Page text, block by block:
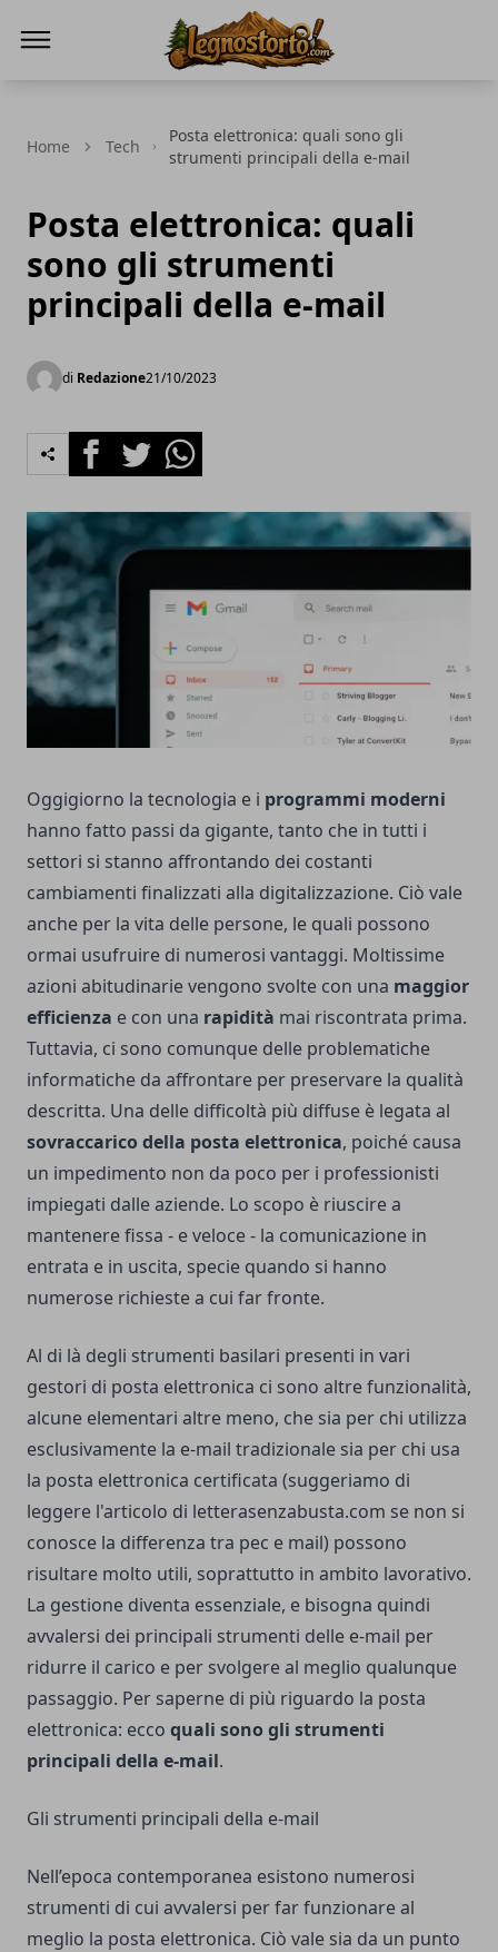
Home Tech
Posta elettronica: quali sono gli
strumenti principali della e-mail
Posta elettronica: quali
sono gli strumenti
principali della e-mail
di Redazione21/10/2023
FacebookTwitterWhatsapp
Oggigiorno la tecnologia e i programmi moderni
hanno fatto passi da gigante, tanto che in tutti i
settori si stanno affrontando dei costanti
cambiamenti finalizzati alla digitalizzazione. Ciò vale
anche per la vita delle persone, le quali possono
ormai usufruire di numerosi vantaggi. Moltissime
azioni abitudinarie vengono svolte con una maggior
efficienza e con una rapidità mai riscontrata prima.
Tuttavia, ci sono comunque delle problematiche
informatiche da affrontare per preservare la qualità
descritta. Una delle difficoltà più diffuse è legata al
sovraccarico della posta elettronica, poiché causa
un impedimento non da poco per i professionisti
impiegati dalle aziende. Lo scopo è riuscire a
mantenere fissa - e veloce - la comunicazione in
entrata e in uscita, specie quando si hanno
numerose richieste a cui far fronte.
Al di là degli strumenti basilari presenti in vari
gestori di posta elettronica ci sono altre funzionalità,
alcune elementari altre meno, che sia per chi utilizza
esclusivamente la e-mail tradizionale sia per chi usa
la posta elettronica certificata (suggeriamo di
leggere l'articolo di letterasenzabusta.com se non si
conosce la differenza tra pec e mail) possono
risultare molto utili, soprattutto in ambito lavorativo.
La gestione diventa essenziale, e bisogna quindi
avvalersi dei principali strumenti delle e-mail per
ridurre il carico e per svolgere al meglio qualunque
passaggio. Per saperne di più riguardo la posta
elettronica: ecco quali sono gli strumenti
principali della e-mail.
Gli strumenti principali della e-mail
Nell’epoca contemporanea esistono numerosi
strumenti di cui avvalersi per far funzionare al
meglio la posta elettronica. Ciò vale sia da un punto